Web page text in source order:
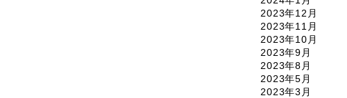
2023年12月
2023年11月
2023年10月
2023年9月
2023年8月
2023年5月
2023年3月